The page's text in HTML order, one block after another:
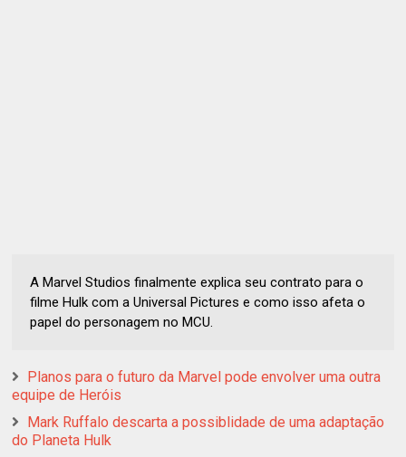
A Marvel Studios finalmente explica seu contrato para o
filme Hulk com a Universal Pictures e como isso afeta o
papel do personagem no MCU.
Planos para o futuro da Marvel pode envolver uma outra
equipe de Heróis
Mark Ruffalo descarta a possiblidade de uma adaptação
do Planeta Hulk